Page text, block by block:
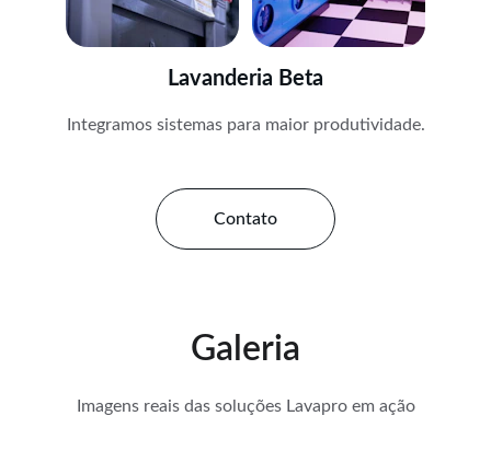
Lavanderia Beta
Integramos sistemas para maior produtividade.
Contato
Galeria
Imagens reais das soluções Lavapro em ação